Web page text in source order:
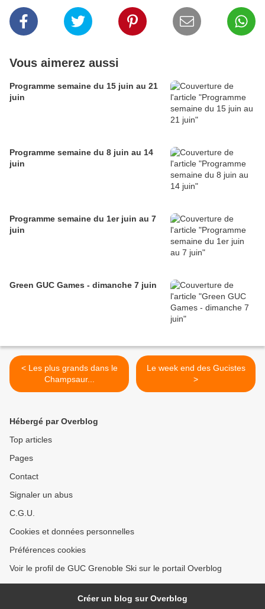
Vous aimerez aussi
Programme semaine du 15 juin au 21
juin
Programme semaine du 8 juin au 14
juin
Programme semaine du 1er juin au 7
juin
Green GUC Games - dimanche 7 juin
< Les plus grands dans le
Champsaur...
Le week end des Gucistes
>
Hébergé par Overblog
Top articles
Pages
Contact
Signaler un abus
C.G.U.
Cookies et données personnelles
Préférences cookies
Voir le profil de GUC Grenoble Ski sur le portail Overblog
Créer un blog sur Overblog